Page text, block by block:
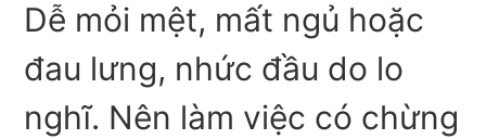
Dễ mỏi mệt, mất ngủ hoặc
đau lưng, nhức đầu do lo
nghĩ. Nên làm việc có chừng